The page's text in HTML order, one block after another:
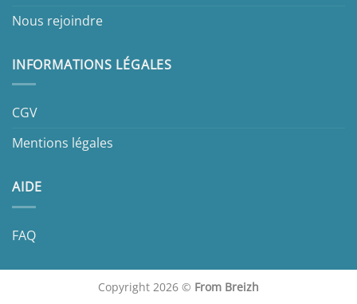
Nous rejoindre
INFORMATIONS LÉGALES
CGV
Mentions légales
AIDE
FAQ
Copyright 2026 © From Breizh